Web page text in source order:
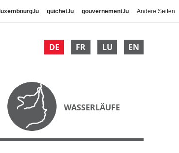
luxembourg.lu guichet.lu gouvernement.lu Andere Seiten
DE FR LU EN
WASSERLÄUFE